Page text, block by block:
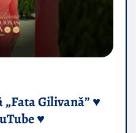
Gilivană” ♥️
♥️